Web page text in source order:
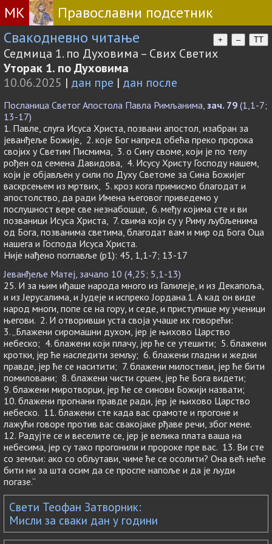
МК
Православни подсетник
Свакодневно читање
+ – TT
Седмица 1. по Духовима – Свих Светих
Уторак 1. по Духовима
10.06.2025 | дан пре | дан после
Посланица Светог Апостола Павла Римљанима, зач. 79 (1,1-7;
13-17)
1. Павле, слуга Исуса Христа, позвани апостол, изабран за
јеванђеље Божије, 2. које Бог напред обећа преко пророка
својих у Светим Писмима, 3. о Сину своме, који је по телу
рођен од семена Давидова, 4. Исусу Христу Господу нашем,
који је објављен у сили по Духу Светоме за Сина Божијег
васкрсењем из мртвих, 5. кроз кога примисмо благодат и
апостолство, да ради Имена његовог приведемо у
послушност вере све незнабошце, 6. међу којима сте и ви
позваници Исуса Христа, 7. свима који су у Риму љубљенима
од Бога, позванима светима, благодат вам и мир од Бога Оца
нашега и Господа Исуса Христа.
Није нађено поглавље (p1): 45, 1,1-7; 13-17
Јеванђеље Матеј, зачало 10 (4,25; 5,1-13)
25. И за њим иђаше народа много из Галилеје, и из Декапоља,
и из Јерусалима, и Јудеје и испреко Јордана.1. А кад он виде
народ многи, попе се на гору, и седе, и приступише му ученици
његови. 2. И отворивши уста своја учаше их говорећи:
3. „Блажени сиромашни духом, јер је њихово Царство
небеско; 4. блажени који плачу, јер ће се утешити; 5. блажени
кротки, јер ће наследити земљу; 6. блажени гладни и жедни
правде, јер ће се наситити; 7. блажени милостиви, јер ће бити
помиловани; 8. блажени чисти срцем, јер ће Бога видети;
9. блажени миротворци, јер ће се синови Божији назвати;
10. блажени прогнани правде ради, јер је њихово Царство
небеско. 11. блажени сте када вас срамоте и прогоне и
лажући говоре против вас свакојаке рђаве речи, због мене.
12. Радујте се и веселите се, јер је велика плата ваша на
небесима, јер су тако прогонили и пророке пре вас. 13. Ви сте
со земљи: ако со обљутави, чиме ће се осолити? Она већ неће
бити ни за шта осим да се проспе напоље и да је људи
погазе.“
Свети Теофан Затворник:
Мисли за сваки дан у години